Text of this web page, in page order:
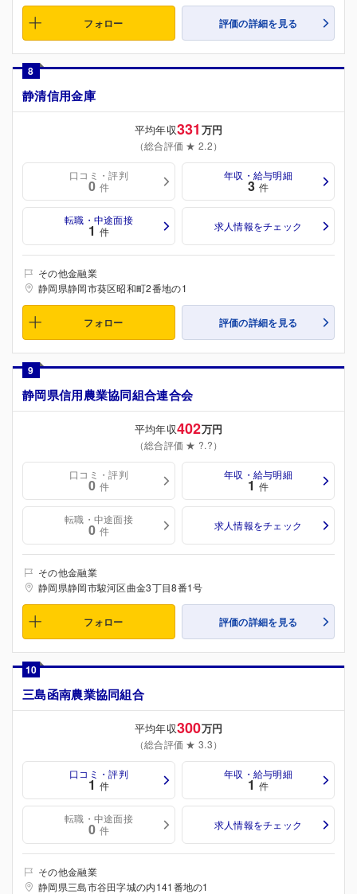
フォロー 評価の詳細を見る
8
静清信用金庫
平均年収331 万円
（総合評価 ★ 2.2）
口コミ・評判
0 件
年収・給与明細
3 件
転職・中途面接
1 件 求人情報をチェック
その他金融業
静岡県静岡市葵区昭和町2番地の1
フォロー 評価の詳細を見る
9
静岡県信用農業協同組合連合会
平均年収402万円
（総合評価 ★ ?.?）
口コミ・評判
0 件
年収・給与明細
1 件
転職・中途面接
0 件 求人情報をチェック
その他金融業
静岡県静岡市駿河区曲金3丁目8番1号
フォロー 評価の詳細を見る
10
三島函南農業協同組合
平均年収300万円
（総合評価 ★ 3.3）
口コミ・評判
1 件
年収・給与明細
1 件
転職・中途面接
0 件 求人情報をチェック
その他金融業
静岡県三島市谷田字城の内141番地の1